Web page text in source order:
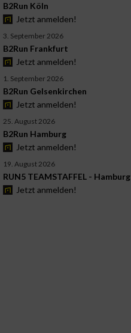
B2Run Köln
Jetzt anmelden!
3. September 2026
B2Run Frankfurt
Jetzt anmelden!
1. September 2026
B2Run Gelsenkirchen
Jetzt anmelden!
25. August 2026
B2Run Hamburg
Jetzt anmelden!
19. August 2026
RUN5 TEAMSTAFFEL - Hamburg
Jetzt anmelden!